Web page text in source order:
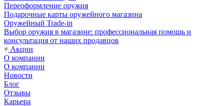
Переоформление оружия
Подарочные карты оружейного магазина
Оружейный Trade-in
Выбор оружия в магазине: профессиональная помощь и
консультация от наших продавцов
Акции
О компании
О компании
Новости
Блог
Отзывы
Карьера